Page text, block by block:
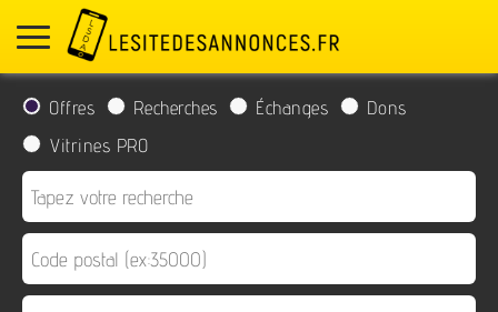
Offres Recherches Échanges
Dons
Vitrines PRO